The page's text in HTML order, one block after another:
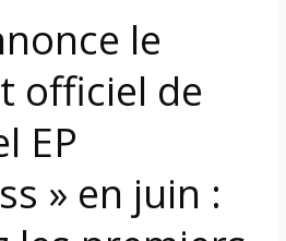
le
officiel de
EP
» en juin :